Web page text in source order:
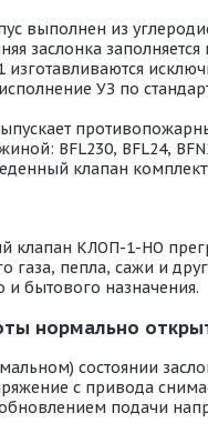
выполнен из
заслонка
УЗ по
BFL230, BFL24,
клапан
клапан КЛОП-1-НО
газа, пепла, сажи и
бытового назначения.
нормально
состоянии
с привода
подачи